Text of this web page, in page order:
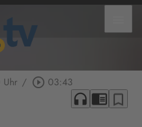
Uhr / play_circle_outline 03:43
headphones chrome_reader_mode bookmark_border